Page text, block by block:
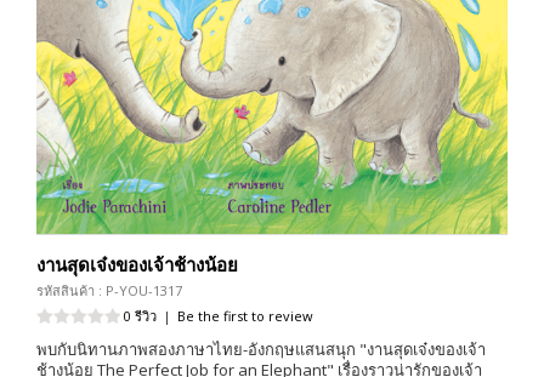
งานสุดเจ๋งของเจ้าช้างน้อย
รหัสสินค้า : P-YOU-1317
0 รีวิว | Be the first to review
พบกับนิทานภาพสองภาษาไทย-อังกฤษแสนสนุก "งานสุดเจ๋งของเจ้า
ช้างน้อย The Perfect Job for an Elephant" เรื่องราวน่ารักของเจ้า